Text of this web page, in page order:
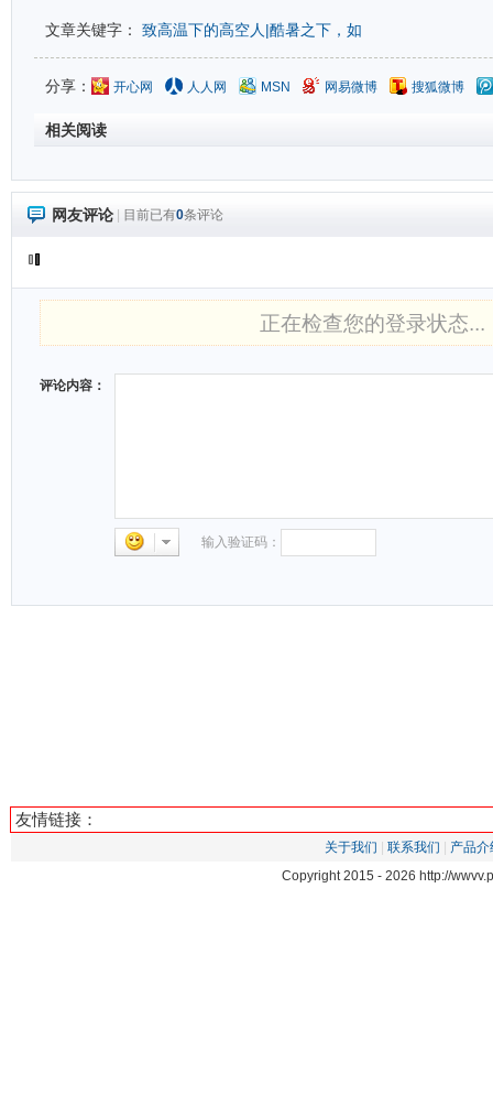
文章关键字： 致高温下的高空人|酷暑之下，如
分享： 开心网 人人网 MSN 网易微博 搜狐微博
相关阅读
网友评论 目前已有0条评论
正在检查您的登录状态...
评论内容：
输入验证码：
友情链接：
关于我们 联系我们
产品介
Copyright 2015 - 2026 http://